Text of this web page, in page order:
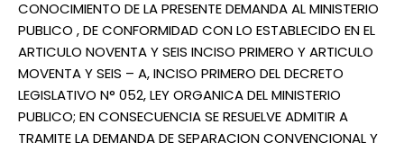
CONOCIMIENTO DE LA PRESENTE DEMANDA AL MINISTERIO
PUBLICO , DE CONFORMIDAD CON LO ESTABLECIDO EN EL
ARTICULO NOVENTA Y SEIS INCISO PRIMERO Y ARTICULO
MOVENTA Y SEIS – A, INCISO PRIMERO DEL DECRETO
LEGISLATIVO N° 052, LEY ORGANICA DEL MINISTERIO
PUBLICO; EN CONSECUENCIA SE RESUELVE ADMITIR A
TRAMITE LA DEMANDA DE SEPARACION CONVENCIONAL Y